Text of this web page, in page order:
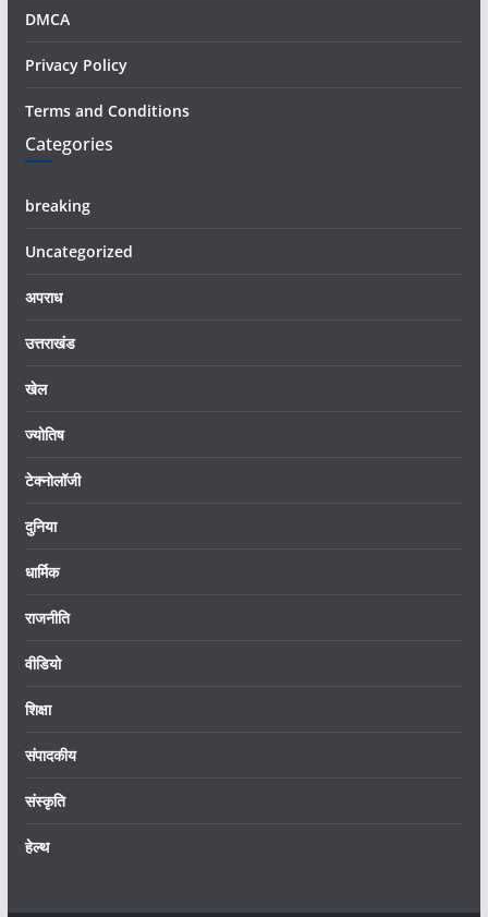
DMCA
Privacy Policy
Terms and Conditions
Categories
breaking
Uncategorized
अपराध
उत्तराखंड
खेल
ज्योतिष
टेक्नोलॉजी
दुनिया
धार्मिक
राजनीति
वीडियो
शिक्षा
संपादकीय
संस्कृति
हेल्थ